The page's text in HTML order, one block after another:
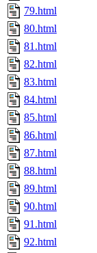
79.html
80.html
81.html
82.html
83.html
84.html
85.html
86.html
87.html
88.html
89.html
90.html
91.html
92.html